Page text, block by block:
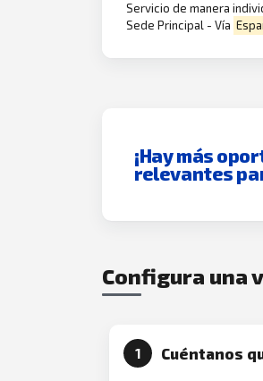
Servicio de manera
Sede Principal - Vía
¡Hay más
relevantes
Configura una
1 Cuéntanos